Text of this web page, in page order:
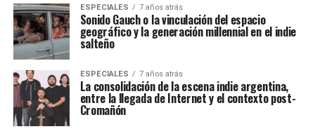
ESPECIALES 7 años atrás
Sonido Gauch o la vinculación del espacio
geográfico y la generación millennial en el indie
salteño
ESPECIALES 7 años atrás
La consolidación de la escena indie argentina,
entre la llegada de Internet y el contexto post-
Cromañón